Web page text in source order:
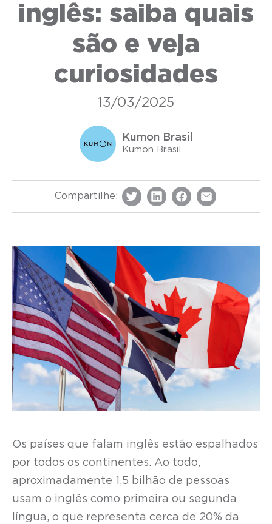
inglês: saiba quais
são e veja
curiosidades
13/03/2025
Kumon Brasil
Kumon Brasil
Compartilhe:
Os países que falam inglês estão espalhados
por todos os continentes. Ao todo,
aproximadamente 1,5 bilhão de pessoas
usam o inglês como primeira ou segunda
língua, o que representa cerca de 20% da